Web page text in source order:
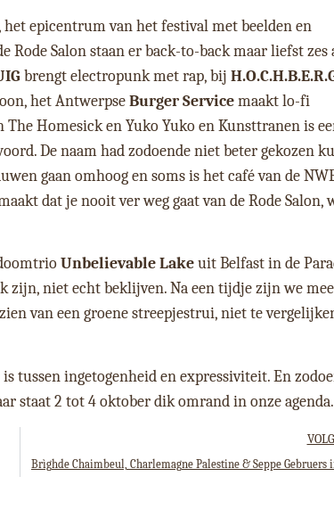
het epicentrum van het festival met beelden en
Salon staan er back-to-back maar liefst zes
brengt electropunk met rap, bij
het AntwerpseBurger Servicemaakt lo-fi
The Homesick en Yuko Yuko en Kunsttranen is
De naam had zodoende niet beter gekozen
gaan omhoog en soms is het café van de
dat je nooit ver weg gaat van de Rode Salon,
Unbelievable Lakeuit Belfast in de
zijn, niet echt beklijven. Na een tijdje zijn we
van een groene streepjestrui, niet te
ingetogenheid en expressiviteit. En
staat 2 tot 4 oktober dik omrand in onze agenda.
Brìghde Chaimbeul, Charlemagne Palestine & Seppe Gebruers